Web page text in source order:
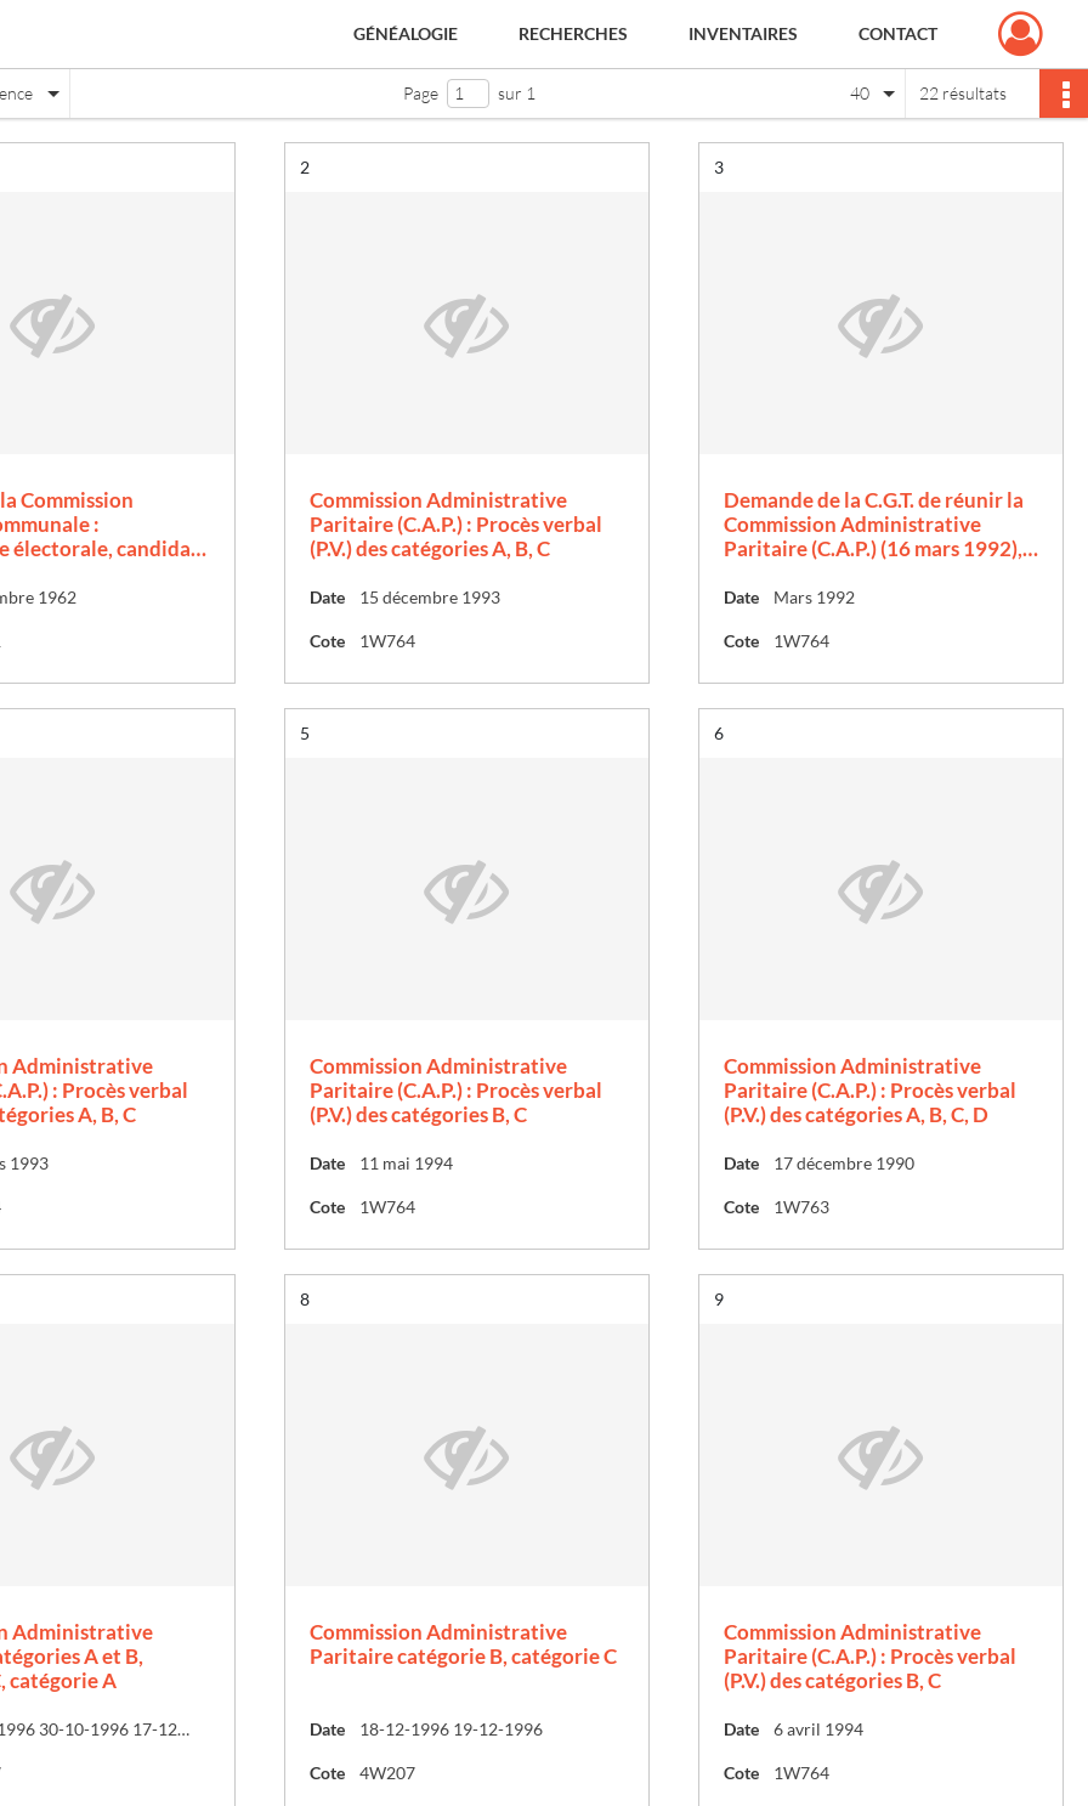
GÉNÉALOGIE RECHERCHES INVENTAIRES CONTACT
Page sur 1 22 résultats
40
Commission
:
électorale, candida…
1962
Résultat n°
2
Commission Administrative
Paritaire (C.A.P.) : Procès verbal
(P.V.) des catégories A, B, C
Date 15 décembre 1993
Cote 1W764
Résultat n°
3
Demande de la C.G.T. de réunir la
Commission Administrative
Paritaire (C.A.P.) (16 mars 1992),…
Date Mars 1992
Cote 1W764
Administrative
: Procès verbal
A, B, C
1993
Résultat n°
5
Commission Administrative
Paritaire (C.A.P.) : Procès verbal
(P.V.) des catégories B, C
Date 11 mai 1994
Cote 1W764
Résultat n°
6
Commission Administrative
Paritaire (C.A.P.) : Procès verbal
(P.V.) des catégories A, B, C, D
Date 17 décembre 1990
Cote 1W763
Administrative
A et B,
catégorie A
28-10-1996 30-10-1996 17-12-1996
Résultat n°
8
Commission Administrative
Paritaire catégorie B, catégorie C
Date 18-12-1996 19-12-1996
Cote 4W207
Résultat n°
9
Commission Administrative
Paritaire (C.A.P.) : Procès verbal
(P.V.) des catégories B, C
Date 6 avril 1994
Cote 1W764